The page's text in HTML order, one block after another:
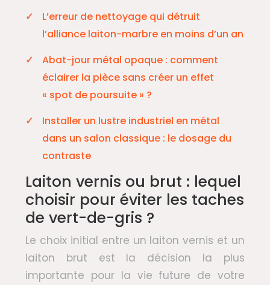
L’erreur de nettoyage qui détruit
l’alliance laiton-marbre en moins d’un an
Abat-jour métal opaque : comment
éclairer la pièce sans créer un effet
« spot de poursuite » ?
Installer un lustre industriel en métal
dans un salon classique : le dosage du
contraste
Laiton vernis ou brut : lequel
choisir pour éviter les taches
de vert-de-gris ?
Le choix initial entre un laiton vernis et un
laiton brut est la décision la plus
importante pour la vie future de votre